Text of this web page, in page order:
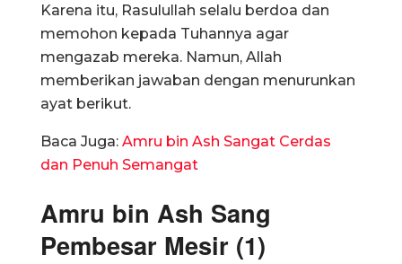
Karena itu, Rasulullah selalu berdoa dan
memohon kepada Tuhannya agar
mengazab mereka. Namun, Allah
memberikan jawaban dengan menurunkan
ayat berikut.
Baca Juga: Amru bin Ash Sangat Cerdas
dan Penuh Semangat
Amru bin Ash Sang
Pembesar Mesir (1)